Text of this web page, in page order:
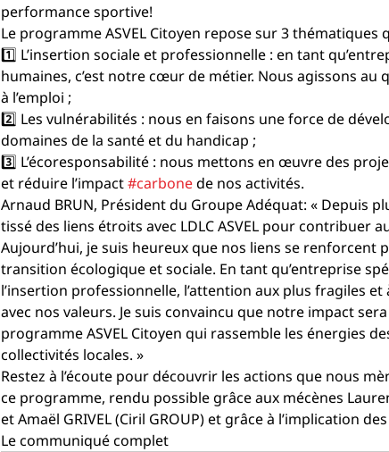
performance sportive!
Le programme ASVEL Citoyen repose sur 3
1️⃣ L’insertion sociale et professionnelle : en tant
humaines, c’est notre cœur de métier. Nous agissons au
à l’emploi ;
2️⃣ Les vulnérabilités : nous en faisons une force de
domaines de la santé et du handicap ;
3️⃣ L’écoresponsabilité : nous mettons en œuvre des
et réduire l’impact #carbone de nos activités.
Arnaud BRUN, Président du Groupe Adéquat: « Depuis
tissé des liens étroits avec LDLC ASVEL pour contribuer
Aujourd’hui, je suis heureux que nos liens se renforcent
transition écologique et sociale. En tant qu’entreprise
l’insertion professionnelle, l’attention aux plus fragiles
avec nos valeurs. Je suis convaincu que notre impact
programme ASVEL Citoyen qui rassemble les énergies
collectivités locales. »
Restez à l’écoute pour découvrir les actions que nous
ce programme, rendu possible grâce aux mécènes
et Amaël GRIVEL (Ciril GROUP) et grâce à l’implication
Le communiqué complet